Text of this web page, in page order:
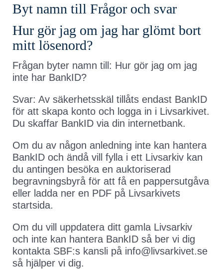
Byt namn till Frågor och svar
Hur gör jag om jag har glömt bort
mitt lösenord?
Frågan byter namn till: Hur gör jag om jag
inte har BankID?
Svar: Av säkerhetsskäl tillåts endast BankID
för att skapa konto och logga in i Livsarkivet.
Du skaffar BankID via din internetbank.
Om du av någon anledning inte kan hantera
BankID och ändå vill fylla i ett Livsarkiv kan
du antingen besöka en auktoriserad
begravningsbyrå för att få en pappersutgåva
eller ladda ner en PDF på Livsarkivets
startsida.
Om du vill uppdatera ditt gamla Livsarkiv
och inte kan hantera BankID så ber vi dig
kontakta SBF:s kansli på info@livsarkivet.se
så hjälper vi dig.